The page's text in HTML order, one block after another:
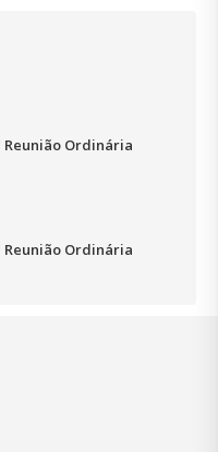
Reunião Ordinária
Reunião Ordinária